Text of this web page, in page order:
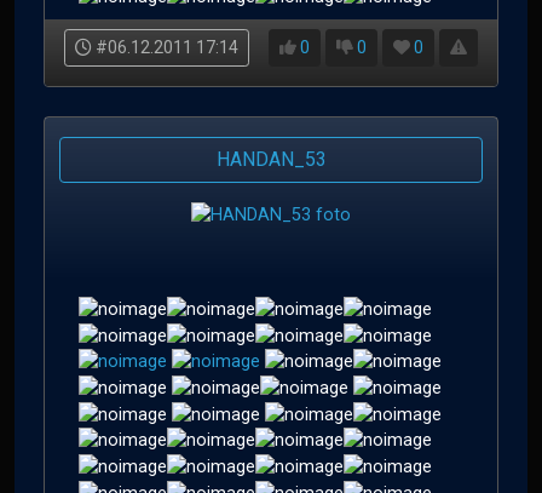
#06.12.2011 17:14 0 0 0
HANDAN_53